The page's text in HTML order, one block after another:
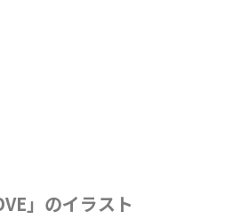
」のイラスト